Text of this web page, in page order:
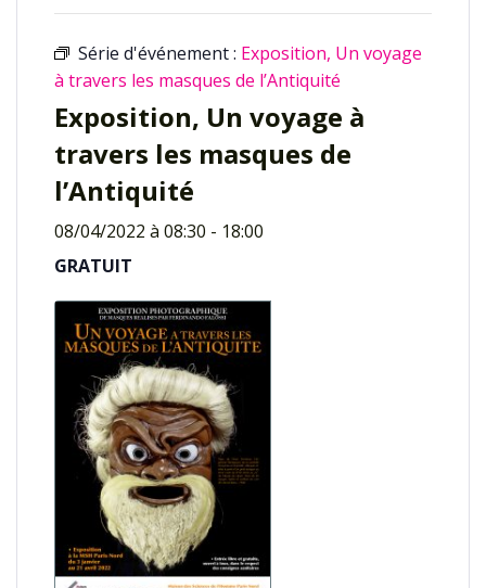
Série d'événement : Exposition, Un voyage
à travers les masques de l’Antiquité
Exposition, Un voyage à
travers les masques de
l’Antiquité
08/04/2022 à 08:30 - 18:00
GRATUIT